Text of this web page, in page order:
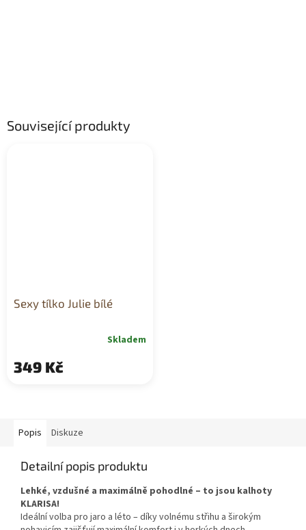
Související produkty
Sexy tílko Julie bílé
Skladem
349 Kč
Popis Diskuze
Detailní popis produktu
Lehké, vzdušné a maximálně pohodlné – to jsou kalhoty
KLARISA!
Ideální volba pro jaro a léto – díky volnému střihu a širokým